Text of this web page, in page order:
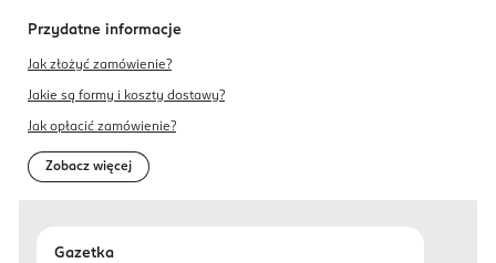
Przydatne informacje
Jak złożyć zamówienie?
Jakie są formy i koszty dostawy?
Jak opłacić zamówienie?
Zobacz więcej
Gazetka